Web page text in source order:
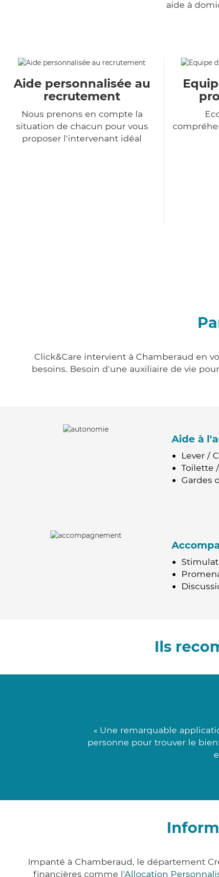
aide à
Aide personnalisée au
recrutement
Nous prenons en compte la
situation de chacun pour vous
proposer l'intervenant idéal
Click&Care intervient à Chamberaud en
besoins. Besoin d'une auxiliaire de vie
Aide à
Lever /
Toilette
Gardes
Ils
« Une remarquable
personne pour trouver le
Impanté à Chamberaud, le département
financières comme l'Allocation